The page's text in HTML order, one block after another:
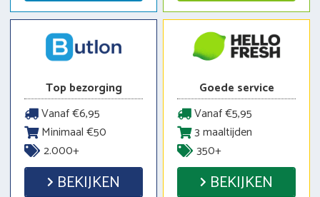
Top bezorging
Vanaf €6,95
Minimaal €50
2.000+
BEKIJKEN
Goede service
Vanaf €5,95
3 maaltijden
350+
BEKIJKEN